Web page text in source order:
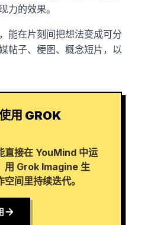
力的效果。
能在片刻间把想法变成可分
帖子、梗图、概念短片，以
用 GROK
直接在 YouMind 中运
用 Grok Imagine 生
间里持续迭代。